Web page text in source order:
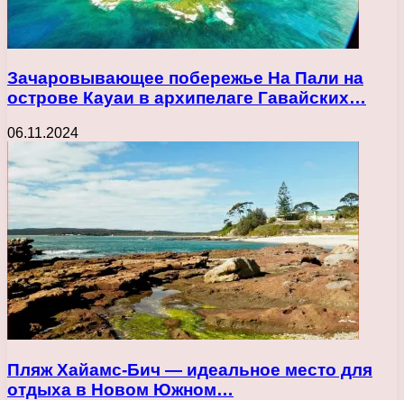
Зачаровывающее побережье На Пали на
острове Кауаи в архипелаге Гавайских…
06.11.2024
Пляж Хайамс-Бич — идеальное место для
отдыха в Новом Южном…